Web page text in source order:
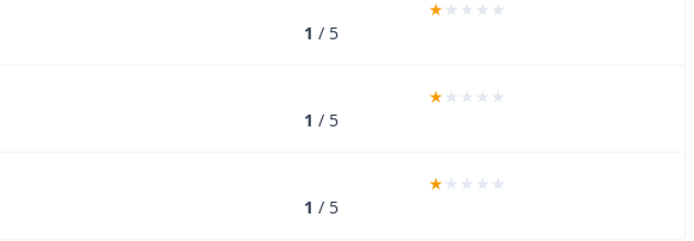
1 / 5
1 / 5
1 / 5